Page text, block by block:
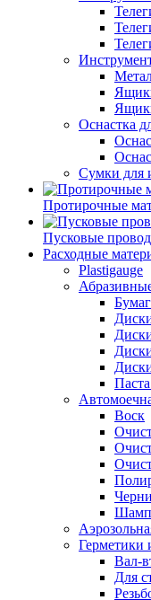
Оснастка
Сумки для
Протирочные
Пусковые
Расходные
Plastigauge
Воск
Герметики
Вал-
Для